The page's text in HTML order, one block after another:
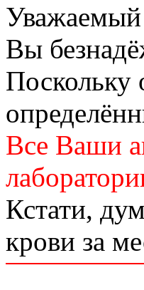
Вы
Поскольку
Все Ваши
Кстати,
крови за